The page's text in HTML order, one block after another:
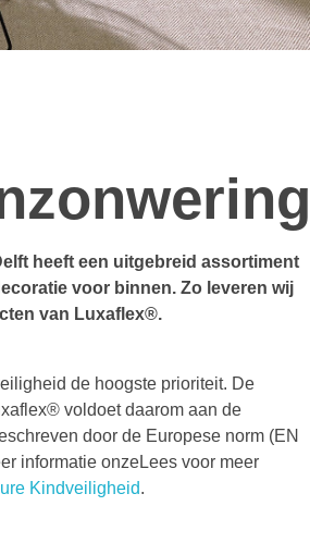
heeft een uitgebreid assortiment
voor binnen. Zo leveren wij
van Luxaflex®.
de hoogste prioriteit. De
voldoet daarom aan de
door de Europese norm (EN
informatie onzeLees voor meer
Kindveiligheid.